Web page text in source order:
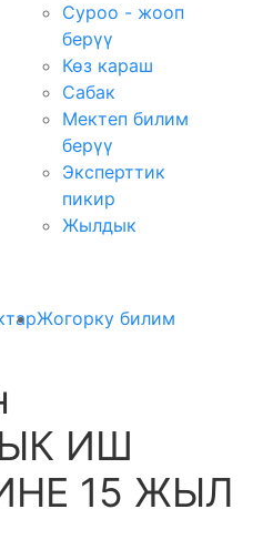
Суроо - жооп
берүү
Көз караш
Сабак
Мектеп билим
берүү
Эксперттик
пикир
Жылдык
Жогорку билим
ИШ
15 ЖЫЛ